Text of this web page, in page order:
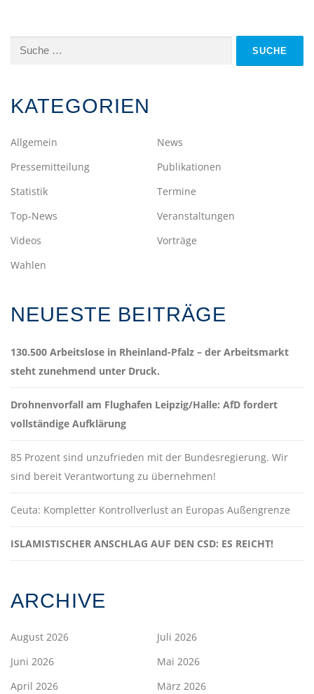
Suche
KATEGORIEN
Allgemein
News
Pressemitteilung
Publikationen
Statistik
Termine
Top-News
Veranstaltungen
Videos
Vorträge
Wahlen
NEUESTE BEITRÄGE
130.500 Arbeitslose in Rheinland-Pfalz – der Arbeitsmarkt
steht zunehmend unter Druck.
Drohnenvorfall am Flughafen Leipzig/Halle: AfD fordert
vollständige Aufklärung
85 Prozent sind unzufrieden mit der Bundesregierung. Wir
sind bereit Verantwortung zu übernehmen!
Ceuta: Kompletter Kontrollverlust an Europas Außengrenze
ISLAMISTISCHER ANSCHLAG AUF DEN CSD: ES REICHT!
ARCHIVE
August 2026
Juli 2026
Juni 2026
Mai 2026
April 2026
März 2026